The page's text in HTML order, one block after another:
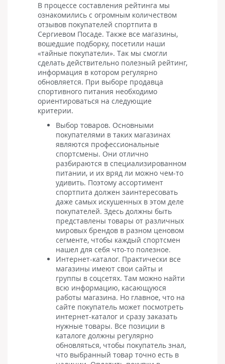
В процессе составления рейтинга мы
ознакомились с огромным количеством
отзывов покупателей спортпита в
Сергиевом Посаде. Также все магазины,
вошедшие подборку, посетили наши
«тайные покупатели». Так мы смогли
сделать действительно полезный рейтинг,
информация в котором регулярно
обновляется. При выборе продавца
спортивного питания необходимо
ориентироваться на следующие
критерии.
Выбор товаров. Основными
покупателями в таких магазинах
являются профессиональные
спортсмены. Они отлично
разбираются в специализированном
питании, и их вряд ли можно чем-то
удивить. Поэтому ассортимент
спортпита должен заинтересовать
даже самых искушенных в этом деле
покупателей. Здесь должны быть
представлены товары от различных
мировых брендов в разном ценовом
сегменте, чтобы каждый спортсмен
нашел для себя что-то полезное.
Интернет-каталог. Практически все
магазины имеют свои сайты и
группы в соцсетях. Там можно найти
всю информацию, касающуюся
работы магазина. Но главное, что на
сайте покупатель может посмотреть
интернет-каталог и сразу заказать
нужные товары. Все позиции в
каталоге должны регулярно
обновляться, чтобы покупатель знал,
что выбранный товар точно есть в